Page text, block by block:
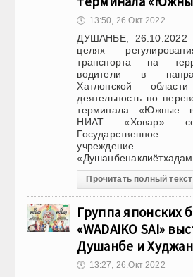
🕔 13:50, 26.Окт 2022
ДУШАНБЕ,
целях
транспорта на
водители в
Хатлонской
деятельность по
терминала «Южные
НИАТ «Ховар»
учреждение
Прочитать полный текст
Группа японских
«WADAIKO SAI»
Душанбе и
🕔 13:27, 26.Окт 2022